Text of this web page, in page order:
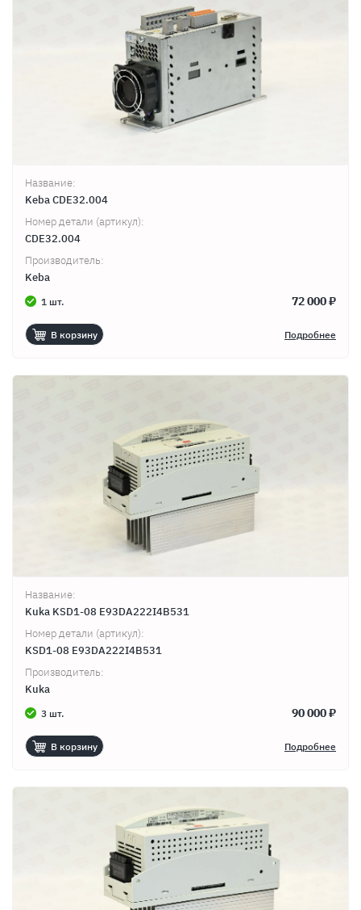
Название:
Keba CDE32.004
Номер детали (артикул):
CDE32.004
Производитель:
Keba
1 шт. 72 000 ₽
В корзину Подробнее
Название:
Kuka KSD1-08 E93DA222I4B531
Номер детали (артикул):
KSD1-08 E93DA222I4B531
Производитель:
Kuka
3 шт. 90 000 ₽
В корзину Подробнее